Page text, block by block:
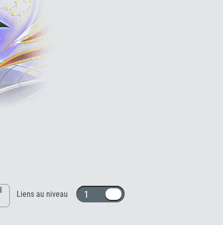
[AGI]
Liens au niveau 1 ou 10